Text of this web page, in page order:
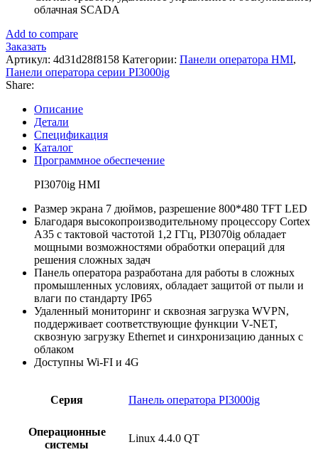
облачная SCADA
Add to compare
Заказать
Артикул: 4d31d28f8158 Категории: Панели оператора HMI,
Панели оператора серии PI3000ig
Share:
Описание
Детали
Спецификация
Каталог
Программное обеспечение
PI3070ig HMI
Размер экрана 7 дюймов, разрешение 800*480 TFT LED
Благодаря высокопроизводительному процессору Cortex
A35 с тактовой частотой 1,2 ГГц, PI3070ig обладает
мощными возможностями обработки операций для
решения сложных задач
Панель оператора разработана для работы в сложных
промышленных условиях, обладает защитой от пыли и
влаги по стандарту IP65
Удаленный мониторинг и сквозная загрузка WVPN,
поддерживает соответствующие функции V-NET,
сквозную загрузку Ethernet и синхронизацию данных с
облаком
Доступны Wi-FI и 4G
Серия Панель оператора PI3000ig
Операционные
системы
Linux 4.4.0 QT